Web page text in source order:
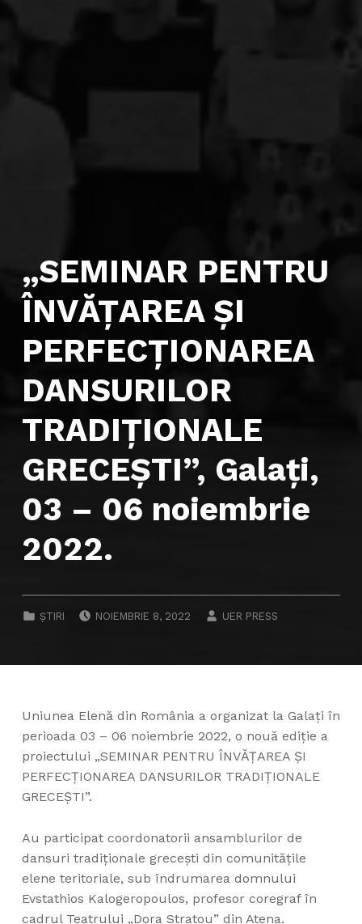
„SEMINAR PENTRU
ÎNVĂŢAREA ŞI
PERFECŢIONAREA
DANSURILOR
TRADIŢIONALE
GRECEŞTI”, Galaţi,
03 – 06 noiembrie
2022.
CATEGORIZED IN:
ȘTIRI NOIEMBRIE 8, 2022 UER PRESS
Uniunea Elenă din România a organizat la Galaţi în
perioada 03 – 06 noiembrie 2022, o nouă ediţie a
proiectului „SEMINAR PENTRU ÎNVĂŢAREA ŞI
PERFECŢIONAREA DANSURILOR TRADIŢIONALE
GRECEŞTI”.
Au participat coordonatorii ansamblurilor de
dansuri tradiţionale greceşti din comunităţile
elene teritoriale, sub îndrumarea domnului
Evstathios Kalogeropoulos, profesor coregraf în
cadrul Teatrului „Dora Stratou” din Atena.